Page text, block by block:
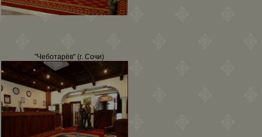
"Чеботарёв" (г. Сочи)